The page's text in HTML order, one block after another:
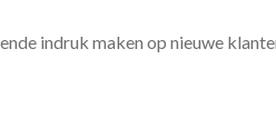
indruk maken op nieuwe